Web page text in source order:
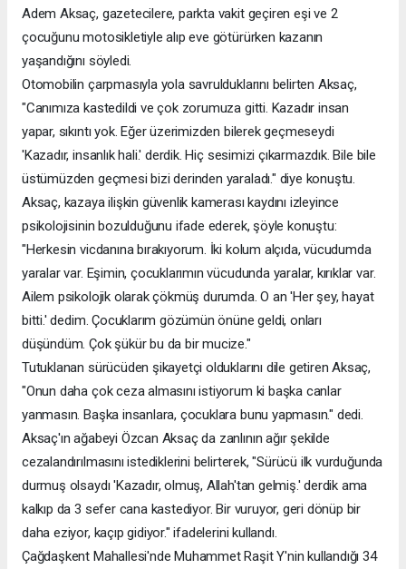
Adem Aksaç, gazetecilere, parkta vakit geçiren eşi ve 2
çocuğunu motosikletiyle alıp eve götürürken kazanın
yaşandığını söyledi.
Otomobilin çarpmasıyla yola savrulduklarını belirten Aksaç,
"Canımıza kastedildi ve çok zorumuza gitti. Kazadır insan
yapar, sıkıntı yok. Eğer üzerimizden bilerek geçmeseydi
'Kazadır, insanlık hali.' derdik. Hiç sesimizi çıkarmazdık. Bile bile
üstümüzden geçmesi bizi derinden yaraladı." diye konuştu.
Aksaç, kazaya ilişkin güvenlik kamerası kaydını izleyince
psikolojisinin bozulduğunu ifade ederek, şöyle konuştu:
"Herkesin vicdanına bırakıyorum. İki kolum alçıda, vücudumda
yaralar var. Eşimin, çocuklarımın vücudunda yaralar, kırıklar var.
Ailem psikolojik olarak çökmüş durumda. O an 'Her şey, hayat
bitti.' dedim. Çocuklarım gözümün önüne geldi, onları
düşündüm. Çok şükür bu da bir mucize."
Tutuklanan sürücüden şikayetçi olduklarını dile getiren Aksaç,
"Onun daha çok ceza almasını istiyorum ki başka canlar
yanmasın. Başka insanlara, çocuklara bunu yapmasın." dedi.
Aksaç'ın ağabeyi Özcan Aksaç da zanlının ağır şekilde
cezalandırılmasını istediklerini belirterek, "Sürücü ilk vurduğunda
durmuş olsaydı 'Kazadır, olmuş, Allah'tan gelmiş.' derdik ama
kalkıp da 3 sefer cana kastediyor. Bir vuruyor, geri dönüp bir
daha eziyor, kaçıp gidiyor." ifadelerini kullandı.
Çağdaşkent Mahallesi'nde Muhammet Raşit Y'nin kullandığı 34